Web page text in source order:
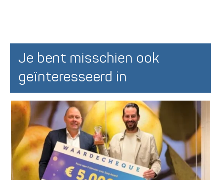
Je bent misschien ook
geïnteresseerd in